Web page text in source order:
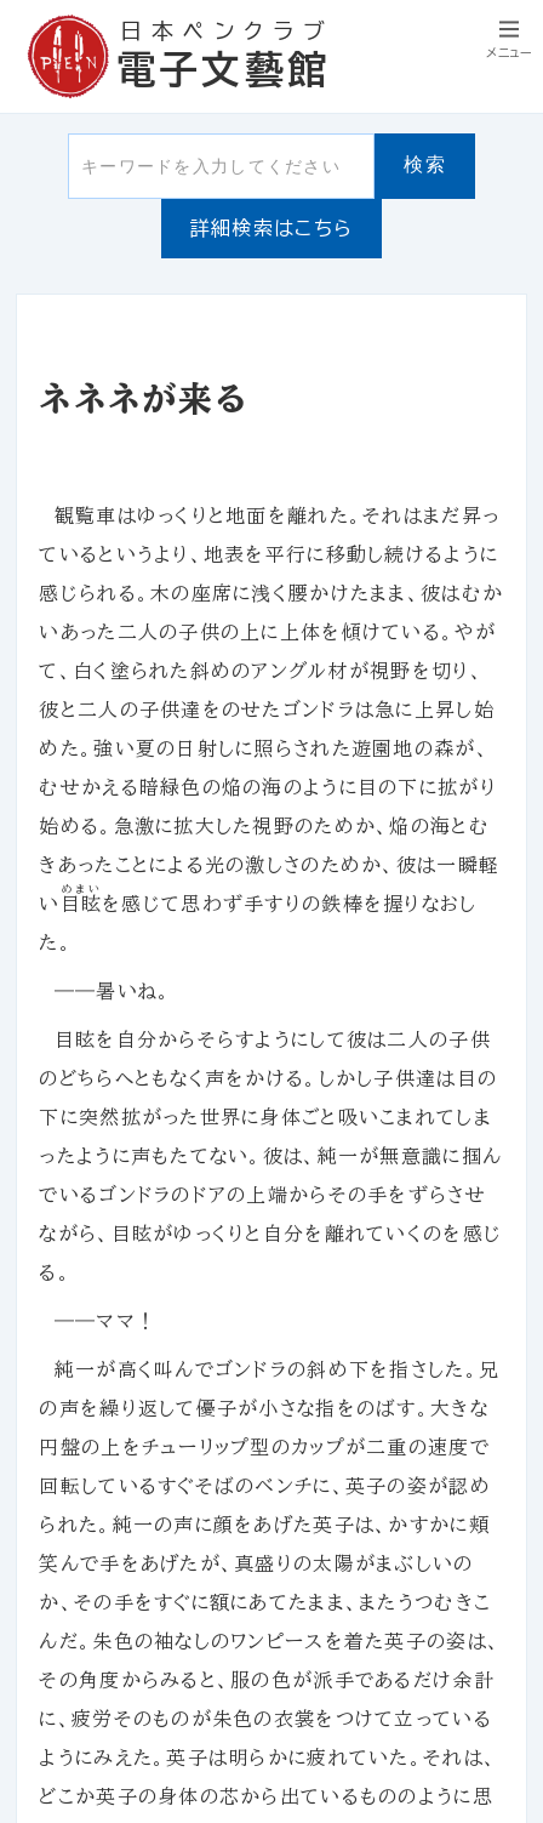
日本ペンクラブ
電子文藝館
検索
詳細検索はこちら
ネネネが来る
観覧車はゆっくりと地面を離れた。それはまだ昇っ
ているというより、地表を平行に移動し続けるように
感じられる。木の座席に浅く腰かけたまま、彼はむか
いあった二人の子供の上に上体を傾けている。やが
て、白く塗られた斜めのアングル材が視野を切り、
彼と二人の子供達をのせたゴンドラは急に上昇し始
めた。強い夏の日射しに照らされた遊園地の森が、
むせかえる暗緑色の焔の海のように目の下に拡がり
始める。急激に拡大した視野のためか、焔の海とむ
きあったことによる光の激しさのためか、彼は一瞬軽
い 目眩
めまい
を感じて思わず手すりの鉄棒を握りなおし
た。
――暑いね。
目眩を自分からそらすようにして彼は二人の子供
のどちらへともなく声をかける。しかし子供達は目の
下に突然拡がった世界に身体ごと吸いこまれてしま
ったように声もたてない。彼は、純一が無意識に掴ん
でいるゴンドラのドアの上端からその手をずらさせ
ながら、目眩がゆっくりと自分を離れていくのを感じ
る。
――ママ！
純一が高く叫んでゴンドラの斜め下を指さした。兄
の声を繰り返して優子が小さな指をのばす。大きな
円盤の上をチューリップ型のカップが二重の速度で
回転しているすぐそばのベンチに、英子の姿が認め
られた。純一の声に顔をあげた英子は、かすかに頬
笑んで手をあげたが、真盛りの太陽がまぶしいの
か、その手をすぐに額にあてたまま、またうつむきこ
んだ。朱色の袖なしのワンピースを着た英子の姿は、
その角度からみると、服の色が派手であるだけ余計
に、疲労そのものが朱色の衣裳をつけて立っている
ようにみえた。英子は明らかに疲れていた。それは、
どこか英子の身体の芯から出ているもののように思
メニュー